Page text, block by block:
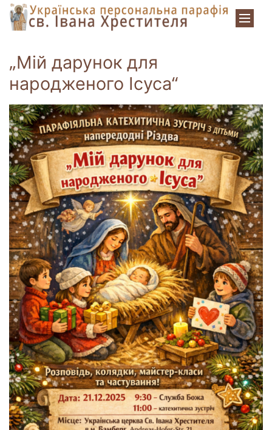
Zum Inhalt springen
„Мій дарунок для
народженого Ісуса“